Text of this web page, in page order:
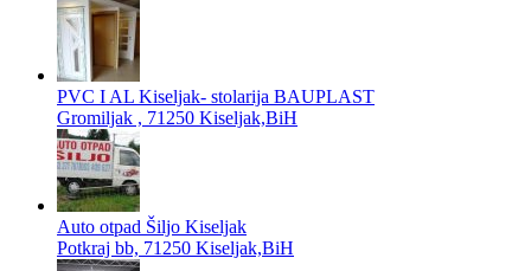
PVC I AL Kiseljak- stolarija BAUPLAST
Gromiljak , 71250 Kiseljak,BiH
Auto otpad Šiljo Kiseljak
Potkraj bb, 71250 Kiseljak,BiH